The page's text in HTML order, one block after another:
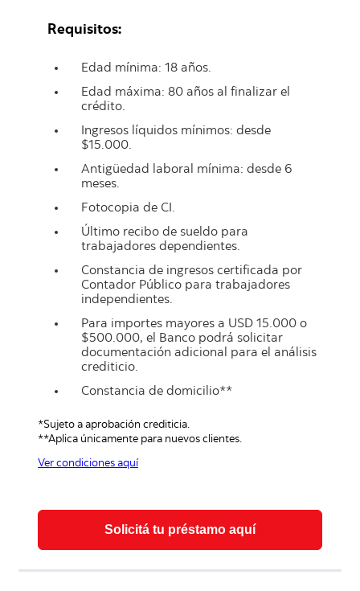
Requisitos:
Edad mínima: 18 años.
Edad máxima: 80 años al finalizar el
crédito.
Ingresos líquidos mínimos: desde
$15.000.
Antigüedad laboral mínima: desde 6
meses.
Fotocopia de CI.
Último recibo de sueldo para
trabajadores dependientes.
Constancia de ingresos certificada por
Contador Público para trabajadores
independientes.
Para importes mayores a USD 15.000 o
$500.000, el Banco podrá solicitar
documentación adicional para el análisis
crediticio.
Constancia de domicilio**
*Sujeto a aprobación crediticia.
**Aplica únicamente para nuevos clientes.
Ver condiciones aquí
Solicitá tu préstamo aquí